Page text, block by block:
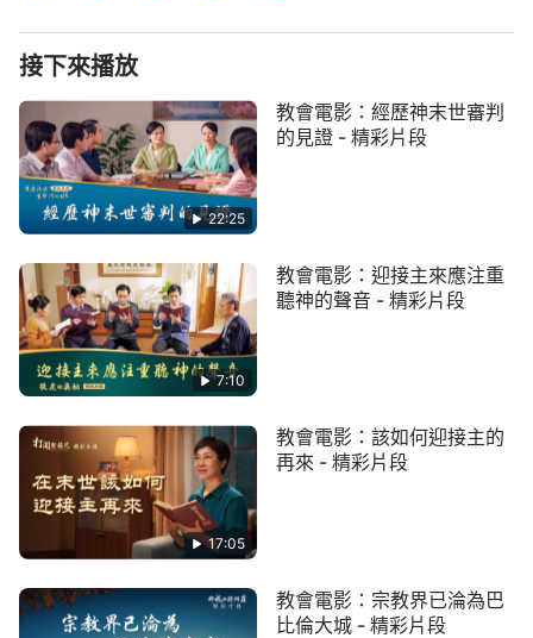
接下來播放
22:25
教會電影：經歷神末世審判
的見證 - 精彩片段
7:10
教會電影：迎接主來應注重
聽神的聲音 - 精彩片段
17:05
教會電影：該如何迎接主的
再來 - 精彩片段
教會電影：宗教界已淪為巴
比倫大城 - 精彩片段